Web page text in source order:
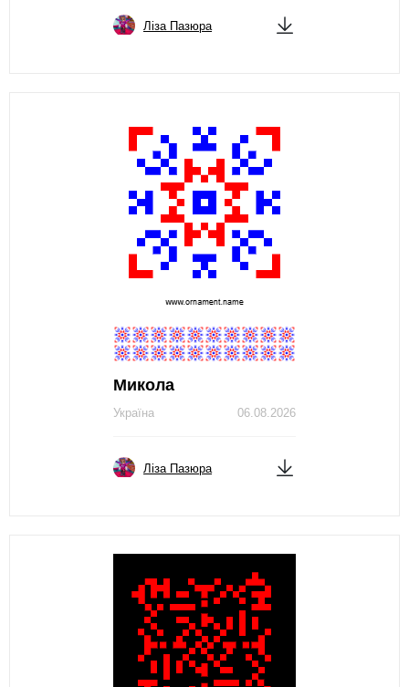
Ліза Пазюра
Микола
06.08.2026
Україна
Ліза Пазюра